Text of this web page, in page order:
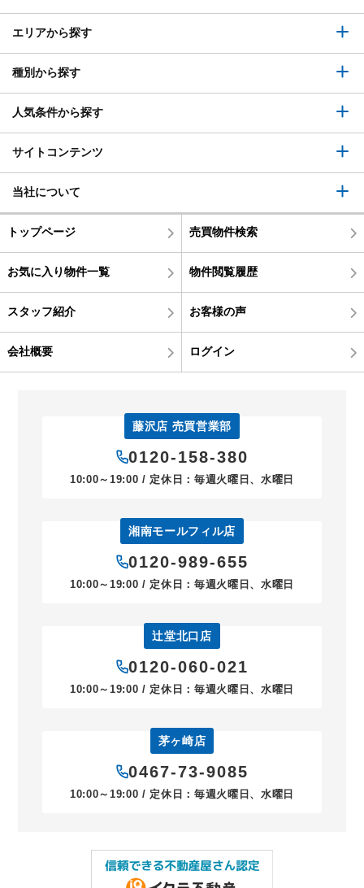
エリアから探す
種別から探す
人気条件から探す
サイトコンテンツ
当社について
トップページ 売買物件検索
お気に入り物件一覧 物件閲覧履歴
スタッフ紹介 お客様の声
会社概要 ログイン
藤沢店 売買営業部
0120-158-380
10:00～19:00 / 定休日：毎週火曜日、水曜日
湘南モールフィル店
0120-989-655
10:00～19:00 / 定休日：毎週火曜日、水曜日
辻堂北口店
0120-060-021
10:00～19:00 / 定休日：毎週火曜日、水曜日
茅ヶ崎店
0467-73-9085
10:00～19:00 / 定休日：毎週火曜日、水曜日